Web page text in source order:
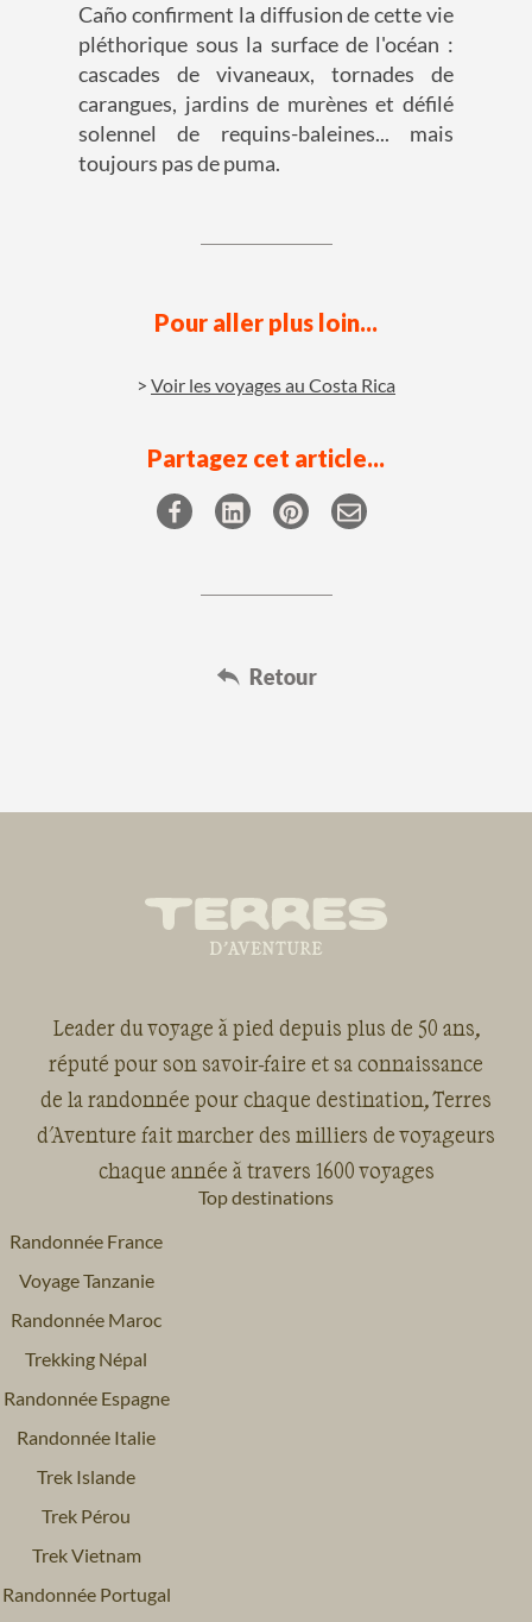
Caño confirment la diffusion de cette vie
pléthorique sous la surface de l'océan :
cascades de vivaneaux, tornades de
carangues, jardins de murènes et défilé
solennel de requins-baleines... mais
toujours pas de puma.
Pour aller plus loin...
Voir les voyages au Costa Rica
Partagez cet article...
Leader du voyage à pied depuis plus de 50 ans,
réputé pour son savoir-faire et sa connaissance
de la randonnée pour chaque destination, Terres
d'Aventure fait marcher des milliers de voyageurs
chaque année à travers 1600 voyages
Top destinations
Randonnée France
Voyage Tanzanie
Randonnée Maroc
Trekking Népal
Randonnée Espagne
Randonnée Italie
Trek Islande
Trek Pérou
Trek Vietnam
Randonnée Portugal